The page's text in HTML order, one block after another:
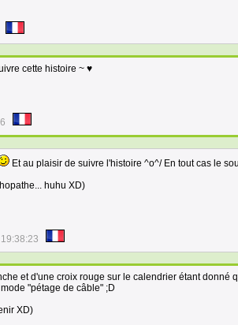
cette histoire ~ ♥
Et au plaisir de suivre l'histoire ^o^/ En tout cas le
huhu XD)
et d'une croix rouge sur le calendrier étant donné
"pétage de câble" ;D
XD)